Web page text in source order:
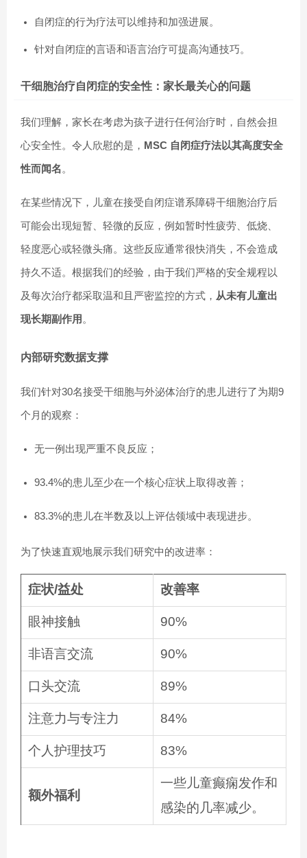
自闭症的行为疗法可以维持和加强进展。
针对自闭症的言语和语言治疗可提高沟通技巧。
干细胞治疗自闭症的安全性：家长最关心的问题
我们理解，家长在考虑为孩子进行任何治疗时，自然会担
心安全性。令人欣慰的是， MSC 自闭症疗法以其高度安全
性而闻名。
在某些情况下，儿童在接受自闭症谱系障碍干细胞治疗后
可能会出现短暂、轻微的反应，例如暂时性疲劳、低烧、
轻度恶心或轻微头痛。这些反应通常很快消失，不会造成
持久不适。根据我们的经验，由于我们严格的安全规程以
及每次治疗都采取温和且严密监控的方式， 从未有儿童出
现长期副作用 。
内部研究数据支撑
我们针对30名接受干细胞与外泌体治疗的患儿进行了为期9
个月的观察：
无一例出现严重不良反应；
93.4%的患儿至少在一个核心症状上取得改善；
83.3%的患儿在半数及以上评估领域中表现进步。
为了快速直观地展示我们研究中的改进率：
症状/益处 改善率
眼神接触 90%
非语言交流 90%
口头交流 89%
注意力与专注力 84%
个人护理技巧 83%
额外福利
一些儿童癫痫发作和
感染的几率减少。